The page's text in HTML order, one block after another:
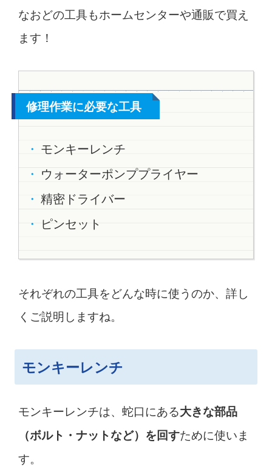
なおどの工具もホームセンターや通販で買え
ます！
修理作業に必要な工具
モンキーレンチ
ウォーターポンププライヤー
精密ドライバー
ピンセット
それぞれの工具をどんな時に使うのか、詳し
くご説明しますね。
モンキーレンチ
モンキーレンチは、蛇口にある大きな部品
（ボルト・ナットなど）を回すために使いま
す。